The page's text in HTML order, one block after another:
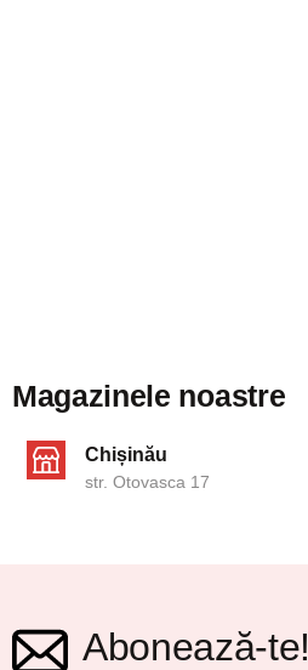
Magazinele noastre
Chișinău
str. Otovasca 17
Abonează-te!